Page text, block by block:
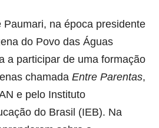
Paumari, na época presidente
do Povo das Águas
a participar de uma formação
chamada Entre Parentas,
e pelo Instituto
do Brasil (IEB). Na